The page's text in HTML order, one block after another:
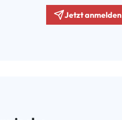
Jetzt anmelden